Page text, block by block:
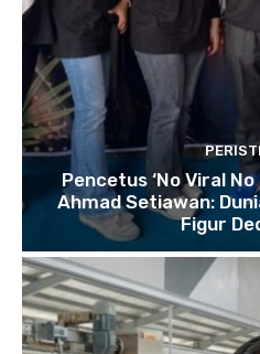
Pencetus ‘No Viral
Ahmad Setiawan:
Figur